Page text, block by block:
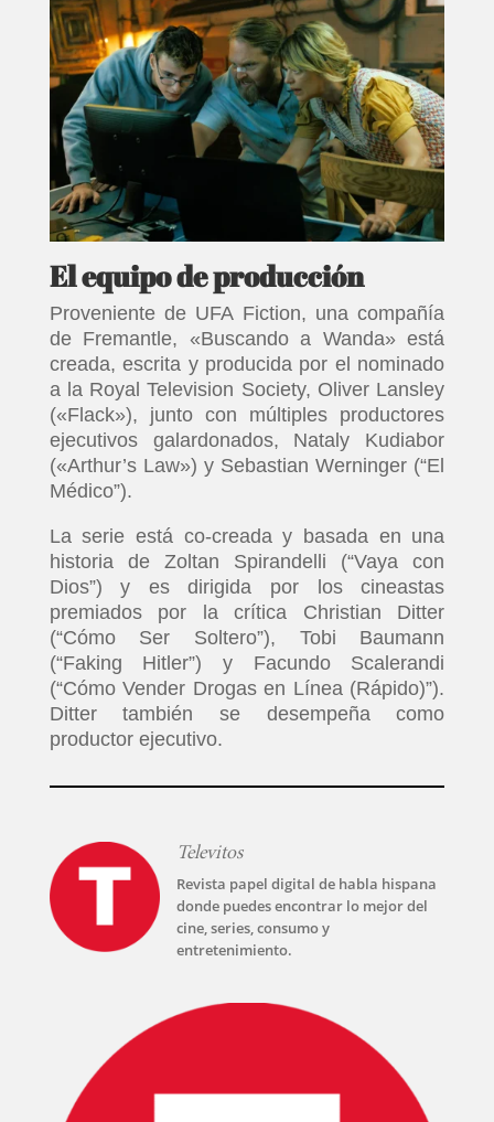
El equipo de producción
Proveniente de UFA Fiction, una compañía
de Fremantle, «Buscando a Wanda» está
creada, escrita y producida por el nominado
a la Royal Television Society, Oliver Lansley
(«Flack»), junto con múltiples productores
ejecutivos galardonados, Nataly Kudiabor
(«Arthur’s Law») y Sebastian Werninger (“El
Médico”).
La serie está co-creada y basada en una
historia de Zoltan Spirandelli (“Vaya con
Dios”) y es dirigida por los cineastas
premiados por la crítica Christian Ditter
(“Cómo Ser Soltero”), Tobi Baumann
(“Faking Hitler”) y Facundo Scalerandi
(“Cómo Vender Drogas en Línea (Rápido)”).
Ditter también se desempeña como
productor ejecutivo.
Televitos
Revista papel digital de habla hispana
donde puedes encontrar lo mejor del
cine, series, consumo y
entretenimiento.